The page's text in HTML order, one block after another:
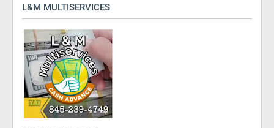
L&M MULTISERVICES